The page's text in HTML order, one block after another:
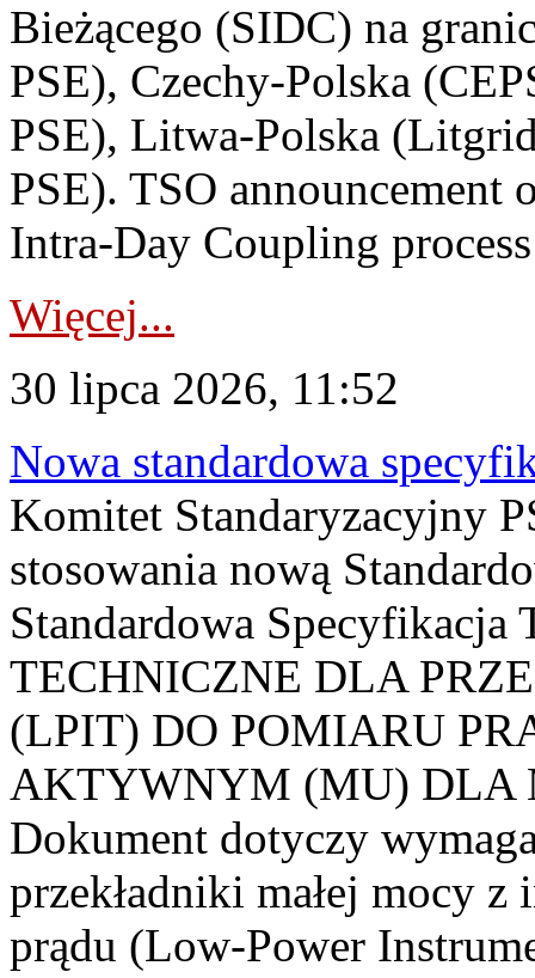
Bieżącego (SIDC) na
PSE), Czechy-Polska
PSE), Litwa-Polska
PSE). TSO announcement
Intra-Day Coupling
Więcej...
30 lipca 2026, 11:52
Nowa standardowa
Komitet Standaryzacyjny
stosowania nową
Standardowa
TECHNICZNE DLA
(LPIT) DO POMIARU
AKTYWNYM (MU) DLA
Dokument dotyczy
przekładniki małej mocy
prądu (Low-Power